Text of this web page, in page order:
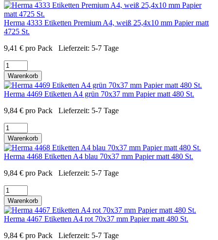
Herma 4333 Etiketten Premium A4, weiß 25,4x10 mm Papier matt
4725 St.
9,41 € pro Pack Lieferzeit: 5-7 Tage
Warenkorb
Herma 4469 Etiketten A4 grün 70x37 mm Papier matt 480 St.
9,84 € pro Pack Lieferzeit: 5-7 Tage
Warenkorb
Herma 4468 Etiketten A4 blau 70x37 mm Papier matt 480 St.
9,84 € pro Pack Lieferzeit: 5-7 Tage
Warenkorb
Herma 4467 Etiketten A4 rot 70x37 mm Papier matt 480 St.
9,84 € pro Pack Lieferzeit: 5-7 Tage